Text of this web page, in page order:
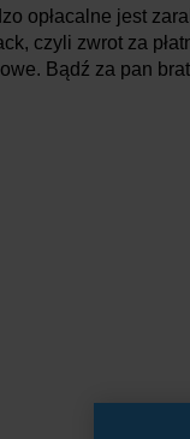
opłacalne jest
czyli zwrot za
Bądź za pan